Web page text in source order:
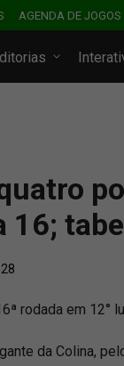
AGENDA DE JOGOS
16;
rodada em
da Colina,